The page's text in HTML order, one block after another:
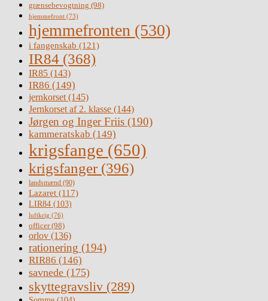
grænsebevogtning (98)
hjemmefront (73)
hjemmefronten (530)
i fangenskab (121)
IR84 (368)
IR85 (143)
IR86 (149)
jernkorset(145)
Jernkorset af 2. klasse (144)
Jørgen og Inger Friis (190)
kammeratskab (149)
krigsfange (650)
krigsfanger (396)
landsmænd (90)
Lazaret (117)
LIR84 (103)
luftkrig (76)
officer(98)
orlov (136)
rationering (194)
RIR86 (146)
savnede (175)
skyttegravsliv (289)